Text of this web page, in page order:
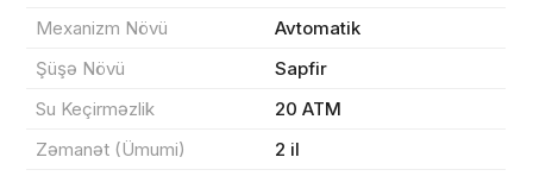
Mexanizm Növü
Avtomatik
Şüşə Növü
Sapfir
Su Keçirməzlik
20 ATM
Zəmanət (Ümumi)
2 il
Yekun məbləğ
Sifarişi rəsmiləşdir
OK